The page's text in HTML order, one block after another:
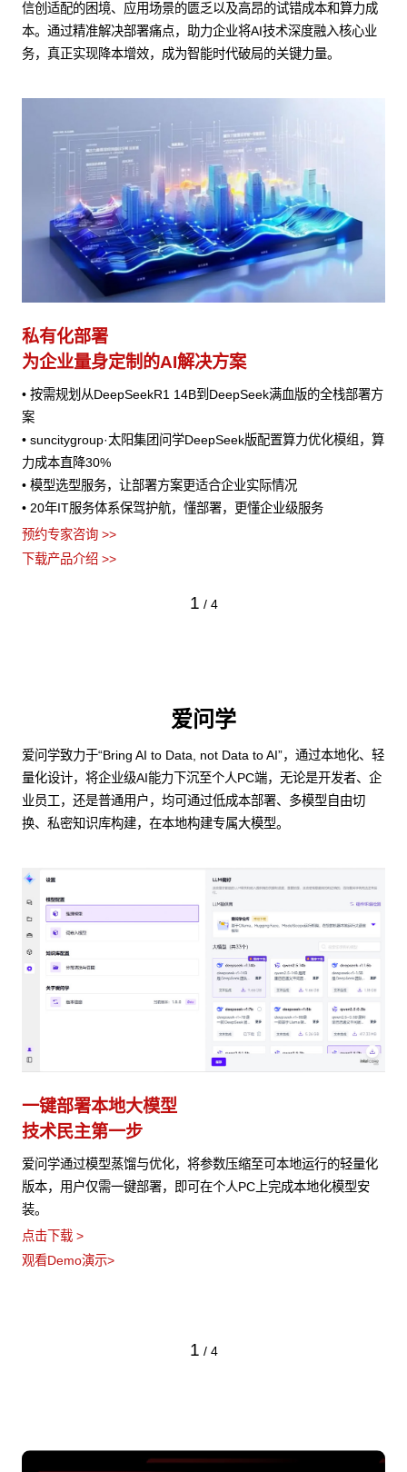
信创适配的困境、应用场景的匮乏以及高昂的试错成本和算力成
本。通过精准解决部署痛点，助力企业将AI技术深度融入核心业
务，真正实现降本增效，成为智能时代破局的关键力量。
私有化部署
为企业量身定制的AI解决方案
• 按需规划从DeepSeekR1 14B到DeepSeek满血版的全栈部署方
案
• suncitygroup·太阳集团问学DeepSeek版配置算力优化模组，算
力成本直降30%
• 模型选型服务，让部署方案更适合企业实际情况
• 20年IT服务体系保驾护航，懂部署，更懂企业级服务
预约专家咨询 >>
下载产品介绍 >>
1 / 4
爱问学
爱问学致力于“Bring AI to Data, not Data to AI”，通过本地化、轻
量化设计，将企业级AI能力下沉至个人PC端，无论是开发者、企
业员工，还是普通用户，均可通过低成本部署、多模型自由切
换、私密知识库构建，在本地构建专属大模型。
一键部署本地大模型
技术民主第一步
爱问学通过模型蒸馏与优化，将参数压缩至可本地运行的轻量化
版本，用户仅需一键部署，即可在个人PC上完成本地化模型安
装。
点击下载 >
观看Demo演示>
1 / 4